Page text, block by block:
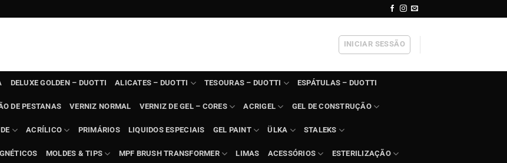
INICIAR SESSÃO
DELUXE GOLDEN – DUOTTI ALICATES – DUOTTI TESOURAS – DUOTTI ESPÁTULAS – DUOTTI
DE PESTANAS VERNIZ NORMAL VERNIZ DE GEL – CORES ACRIGEL GEL DE CONSTRUÇÃO
ACRÍLICO PRIMÁRIOS LIQUIDOS ESPECIAIS GEL PAINT ÜLKA STALEKS
MOLDES & TIPS MPF BRUSH TRANSFORMER LIMAS ACESSÓRIOS ESTERILIZAÇÃO